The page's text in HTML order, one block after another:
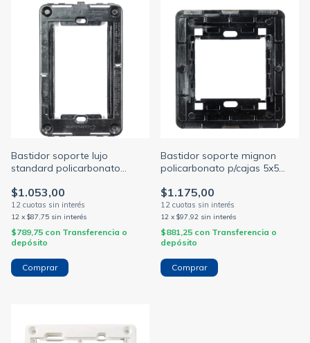
Bastidor soporte lujo
standard policarbonato
siglo xxi y x
$1.053,00
12 x $87,75 sin interés
$789,75 con Transferencia o
depósito
Bastidor soporte mignon
policarbonato p/cajas 5x5
xxii
$1.175,00
12 x $97,92 sin interés
$881,25 con Transferencia o
depósito